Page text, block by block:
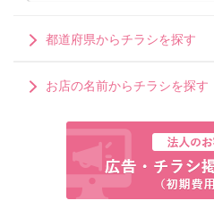
都道府県からチラシを探す
お店の名前からチラシを探す